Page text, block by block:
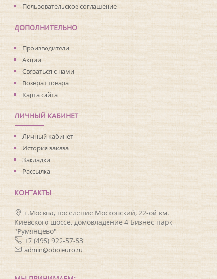
Пользовательское соглашение
ДОПОЛНИТЕЛЬНО
Производители
Акции
Связаться с нами
Возврат товара
Карта сайта
ЛИЧНЫЙ КАБИНЕТ
Личный кабинет
История заказа
Закладки
Рассылка
КОНТАКТЫ
г.Москва, поселение Московский, 22-ой км.
Киевского шоссе, домовладение 4 Бизнес-парк
"Румянцево"
+7 (495) 922-57-53
admin@oboieuro.ru